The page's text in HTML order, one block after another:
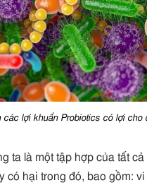
các lợi khuẩn Probiotics có lợi cho
ta là một tập hợp của tất
có hại trong đó, bao gồm: